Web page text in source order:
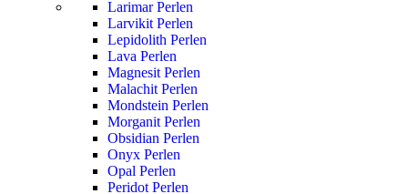
Larimar Perlen
Larvikit Perlen
Lepidolith Perlen
Lava Perlen
Magnesit Perlen
Malachit Perlen
Mondstein Perlen
Morganit Perlen
Obsidian Perlen
Onyx Perlen
Opal Perlen
Peridot Perlen